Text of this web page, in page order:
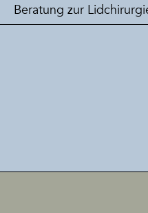
Beratung zur